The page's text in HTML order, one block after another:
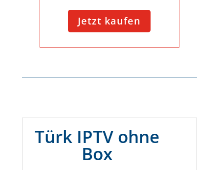
Jetzt kaufen
Türk IPTV ohne
Box